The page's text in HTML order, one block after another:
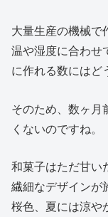
大量生産の機械で
温や湿度に合わせ
に作れる数にはど
そのため、数ヶ月
くないのですね。
和菓子はただ甘い
繊細なデザインが
桜色、夏には涼や